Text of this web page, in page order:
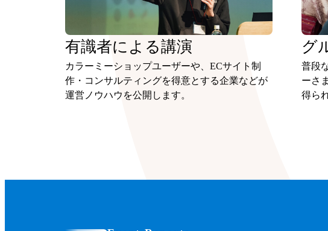
有識者による講演
カラーミーショップユーザーや、ECサイト制
作・コンサルティングを得意とする企業などが
運営ノウハウを公開します。
グ
普段
ーさ
得ら